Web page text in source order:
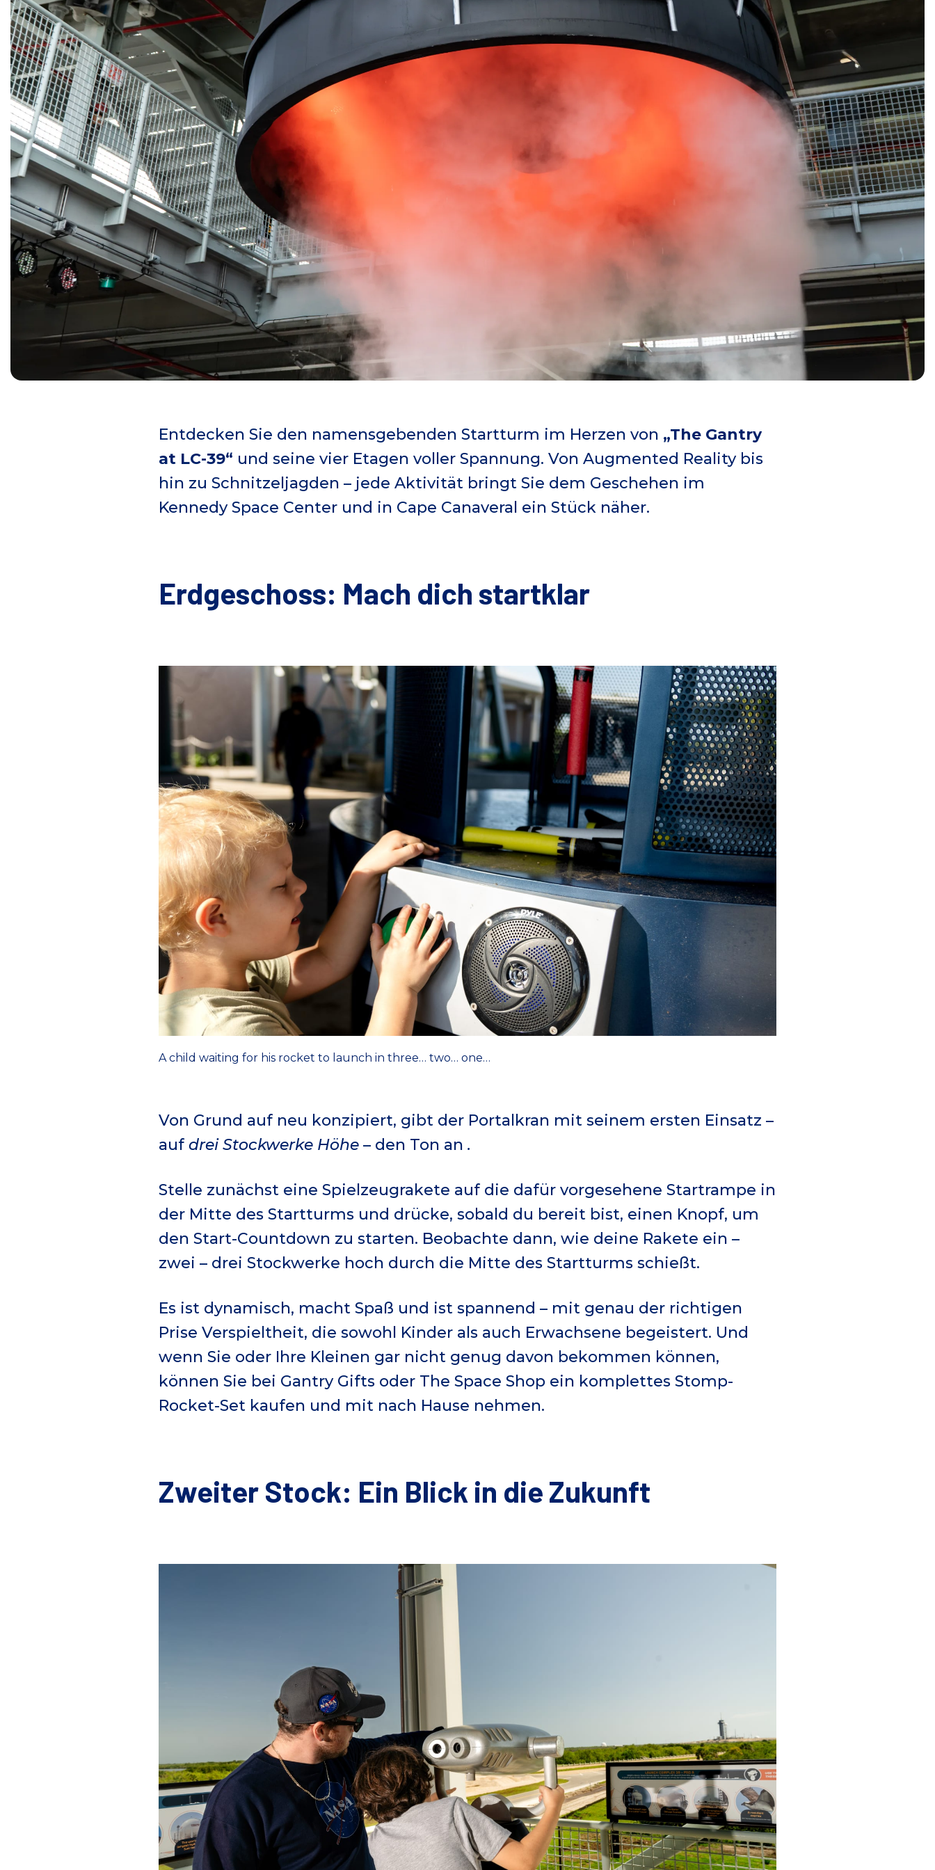
Entdecken Sie den namensgebenden Startturm im Herzen von „The Gantry
at LC-39“ und seine vier Etagen voller Spannung. Von Augmented Reality bis
hin zu Schnitzeljagden – jede Aktivität bringt Sie dem Geschehen im
Kennedy Space Center und in Cape Canaveral ein Stück näher.
Erdgeschoss: Mach dich startklar
A child waiting for his rocket to launch in three… two… one…
Von Grund auf neu konzipiert, gibt der Portalkran mit seinem ersten Einsatz –
auf drei Stockwerke Höhe – den Ton an .
Stelle zunächst eine Spielzeugrakete auf die dafür vorgesehene Startrampe in
der Mitte des Startturms und drücke, sobald du bereit bist, einen Knopf, um
den Start-Countdown zu starten. Beobachte dann, wie deine Rakete ein –
zwei – drei Stockwerke hoch durch die Mitte des Startturms schießt.
Es ist dynamisch, macht Spaß und ist spannend – mit genau der richtigen
Prise Verspieltheit, die sowohl Kinder als auch Erwachsene begeistert. Und
wenn Sie oder Ihre Kleinen gar nicht genug davon bekommen können,
können Sie bei Gantry Gifts oder The Space Shop ein komplettes Stomp-
Rocket-Set kaufen und mit nach Hause nehmen.
Zweiter Stock: Ein Blick in die Zukunft